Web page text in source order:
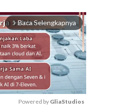
arrow_forward_ios Baca Selengkapnya
Powered by GliaStudios